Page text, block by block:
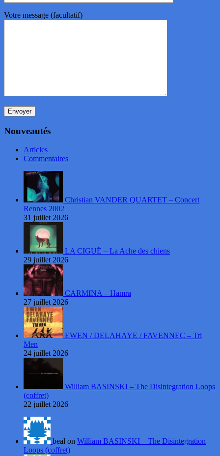
Votre message (facultatif)
Nouveautés
Articles
Commentaires
Christian VANDER QUARTET – Concert
Rennes 2002
31 juillet 2026
LA CIGUË – La Ache des chiens
29 juillet 2026
CARMINA – Hamra
27 juillet 2026
EWEN / DELAHAYE / FAVENNEC – Tri
Men
24 juillet 2026
William BASINSKI – The Disintegration Loops
(coffret)
22 juillet 2026
beal on William BASINSKI – The Disintegration
Loops (coffret)